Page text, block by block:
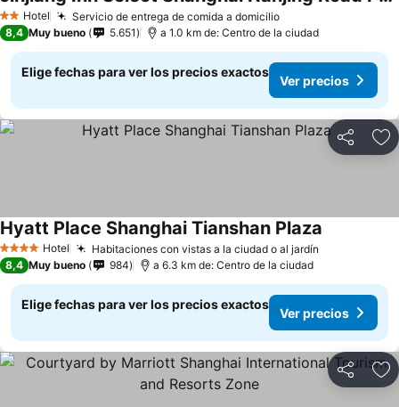
2 Estrellas
Hotel Servicio de entrega de comida a domicilio
8,4 Muy bueno 5.651 a 1.0 km de: Centro de la ciudad
Elige fechas para ver los precios exactos
Ver precios
Compartir
4 EstrellasHotel Habitaciones con vistas a la ciudad o al jardín
Hyatt Place Shanghai Tianshan Plaza
8,4 Muy bueno 984 a 6.3 km de: Centro de la ciudad
Elige fechas para ver los precios exactos
Ver precios
Compartir